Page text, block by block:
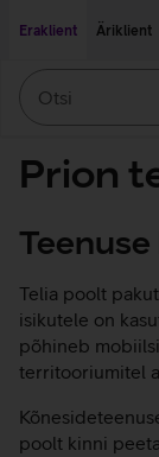
Eraklient
Äriklient
Prion
Telia poolt
isikutele on
põhineb
territooriumitel
poolt kinni